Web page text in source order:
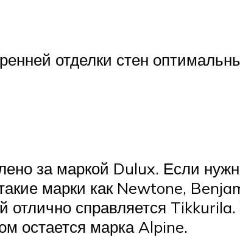
отделки стен
за маркой Dulux. Если
марки как Newtone,
отлично справляется
остается марка Alpine.